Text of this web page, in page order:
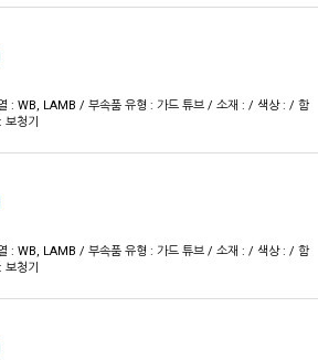
: WB, LAMB / 부속품 유형 : 가드 튜브 / 소재 : / 색상 : / 함
청기
: WB, LAMB / 부속품 유형 : 가드 튜브 / 소재 : / 색상 : / 함
청기